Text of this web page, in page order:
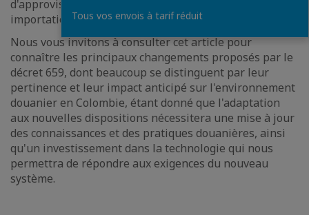
d'approvisionnement et de renforcer le contrôle des
importations et la lutte contre la contrebande.
Nous vous invitons à consulter cet article pour
connaître les principaux changements proposés par le
décret 659, dont beaucoup se distinguent par leur
pertinence et leur impact anticipé sur l'environnement
douanier en Colombie, étant donné que l'adaptation
aux nouvelles dispositions nécessitera une mise à jour
des connaissances et des pratiques douanières, ainsi
qu'un investissement dans la technologie qui nous
permettra de répondre aux exigences du nouveau
système.
Tous vos envois à tarif réduit